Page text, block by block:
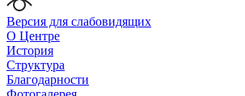
Версия для слабовидящих
О Центре
История
Структура
Благодарности